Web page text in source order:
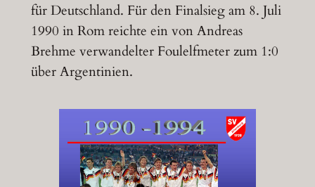
für Deutschland. Für den Finalsieg am 8. Juli
1990 in Rom reichte ein von Andreas
Brehme verwandelter Foulelfmeter zum 1:0
über Argentinien.